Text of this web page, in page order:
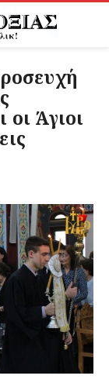
οι Άγιοι